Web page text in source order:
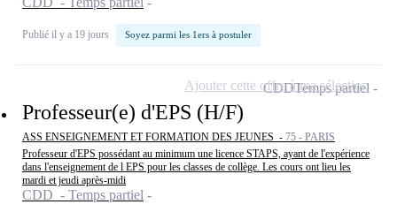
Publié il y a 19 jours Soyez parmi les 1ers à postuler
Professeur(e) d'EPS (H/F)
ASS ENSEIGNEMENT ET FORMATION DES JEUNES - 75 - PARIS
Professeur d'EPS possédant au minimum une licence STAPS, ayant de l'expérience
dans l'enseignement de l EPS pour les classes de collège. Les cours ont lieu les
mardi et jeudi après-midi
CDD - Temps partiel
CDDTemps partiel
Ajouter cette offre à ma sélection